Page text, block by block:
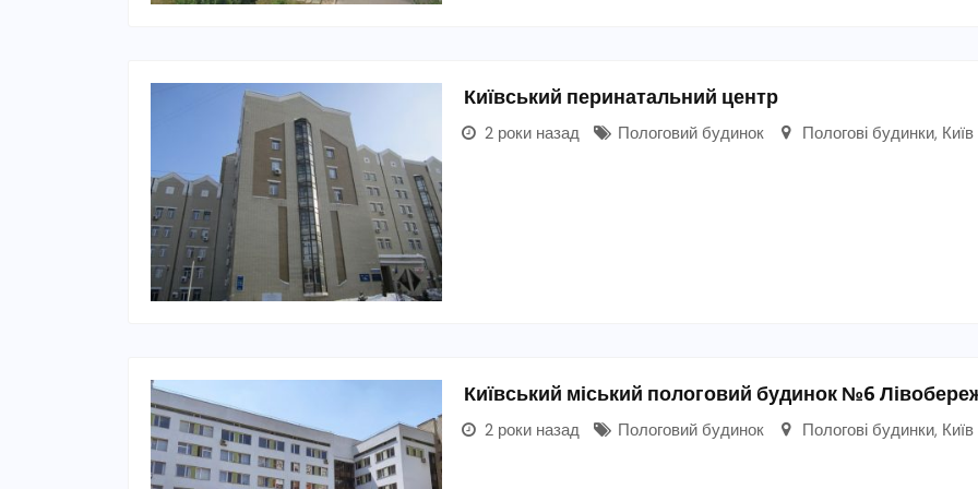
Київський перинатальний центр
2 роки назад Пологовий будинок Пологові будинки, Київ
Київський міський пологовий будинок №6
2 роки назад Пологовий будинок Пологові будинки, Київ